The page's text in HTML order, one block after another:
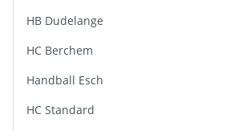
HB Dudelange
HC Berchem
Handball Esch
HC Standard